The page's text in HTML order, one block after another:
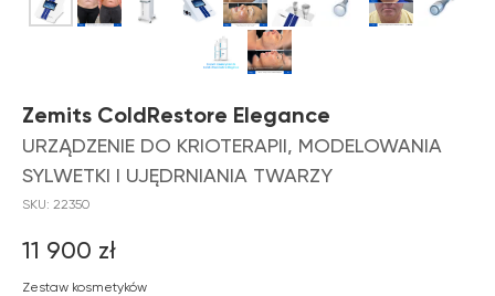
Zemits ColdRestore Elegance
URZĄDZENIE DO KRIOTERAPII, MODELOWANIA
SYLWETKI I UJĘDRNIANIA TWARZY
SKU: 22350
11 900 zł
Zestaw kosmetyków